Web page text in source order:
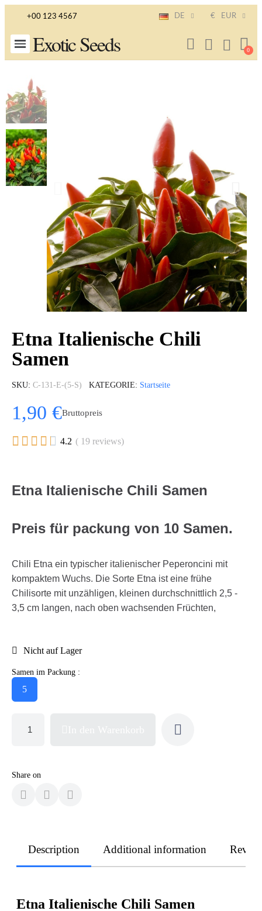
+00 123 4567 DE € EUR
Exotic Seeds
Etna Italienische Chili
Samen
SKU C-131-E-(5-S) KATEGORIE Startseite
1,90 €Bruttopreis
     4.2 ( 19 reviews)
Etna Italienische Chili Samen
Preis für packung von 10 Samen.
Chili Etna ein typischer italienischer Peperoncini mit
kompaktem Wuchs. Die Sorte Etna ist eine frühe
Chilisorte mit unzähligen, kleinen durchschnittlich 2,5 -
3,5 cm langen, nach oben wachsenden Früchten,
Nicht auf Lager
Samen im Packung :
5
Share on
Description Additional information
Etna Italienische Chili Samen